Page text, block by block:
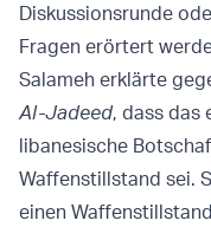
Diskussionsrunde
Fragen erörtert
Salameh erklärte
Al-Jadeed, dass das
libanesische
Waffenstillstand sei.
einen